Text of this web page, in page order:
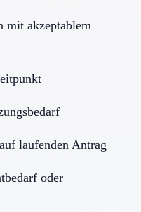
mit akzeptablem
laufenden Antrag
oder